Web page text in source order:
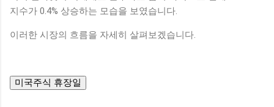
지수가 0.4% 상승하는 모습을 보였습니다.
이러한 시장의 흐름을 자세히 살펴보겠습니다.
미국주식 휴장일